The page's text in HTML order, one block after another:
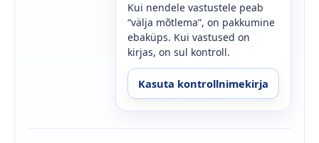
Kui nendele vastustele peab
“välja mõtlema”, on pakkumine
ebaküps. Kui vastused on
kirjas, on sul kontroll.
Kasuta kontrollnimekirja